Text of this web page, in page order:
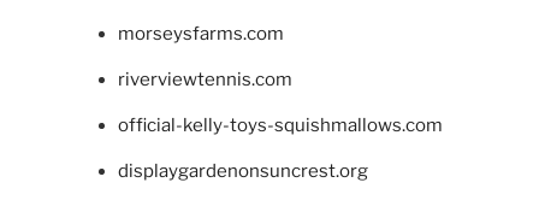
morseysfarms.com
riverviewtennis.com
official-kelly-toys-squishmallows.com
displaygardenonsuncrest.org